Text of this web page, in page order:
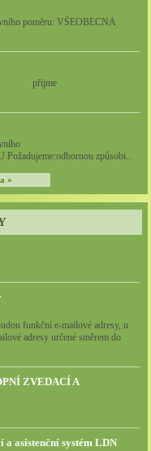
poměru: VŠEOBECNÁ
přijme
způsobi...
»
funkční e-mailové adresy, u
adresy určené směrem do
ZVEDACÍ A
a asistenční systém LDN